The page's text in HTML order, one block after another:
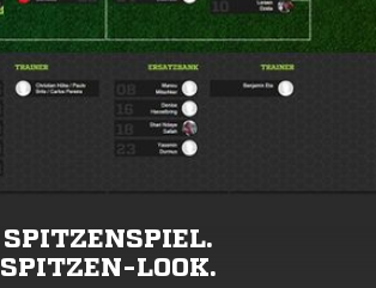
SPITZENSPIEL.
SPITZEN-LOOK.